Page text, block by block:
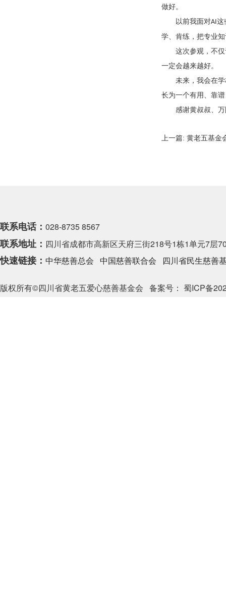
做好。
以前我面对AI这
学、肯练，把专业
这次参观，不
一定会越来越好。
未来，我会在
长为一个有用、靠
感谢黄叔叔、
上一篇: 黄老五基金
联系电话： 028-8735 8567
联系地址： 四川省成都市高新区天府三街218号1栋1单元7层
快速链接： 中华慈善总会 中国慈善联合会 四川省民生慈善
版权所有©四川省黄老五爱心慈善基金会 备案号： 蜀ICP备